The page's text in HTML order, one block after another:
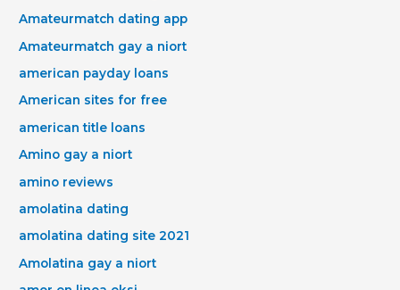
Amateurmatch dating app
Amateurmatch gay a niort
american payday loans
American sites for free
american title loans
Amino gay a niort
amino reviews
amolatina dating
amolatina dating site 2021
Amolatina gay a niort